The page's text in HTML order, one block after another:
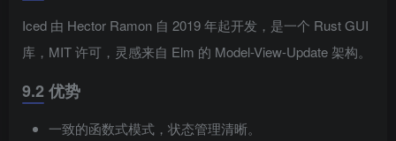
Iced 由 Hector Ramon 自 2019 年起开发，是一个 Rust GUI
库，MIT 许可，灵感来自 Elm 的 Model-View-Update 架构。
9.2 优势
一致的函数式模式，状态管理清晰。